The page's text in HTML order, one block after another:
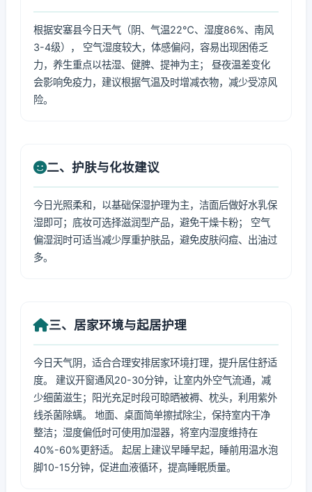
根据安塞县今日天气（阴、气温22℃、湿度86%、南风
3-4级）， 空气湿度较大，体感偏闷，容易出现困倦乏
力，养生重点以祛湿、健脾、提神为主； 昼夜温差变化
会影响免疫力，建议根据气温及时增减衣物，减少受凉风
险。
二、护肤与化妆建议
今日光照柔和，以基础保湿护理为主，洁面后做好水乳保
湿即可；底妆可选择滋润型产品，避免干燥卡粉； 空气
偏湿润时可适当减少厚重护肤品，避免皮肤闷痘、出油过
多。
三、居家环境与起居护理
今日天气阴，适合合理安排居家环境打理，提升居住舒适
度。 建议开窗通风20-30分钟，让室内外空气流通，减
少细菌滋生；阳光充足时段可晾晒被褥、枕头，利用紫外
线杀菌除螨。 地面、桌面简单擦拭除尘，保持室内干净
整洁；湿度偏低时可使用加湿器，将室内湿度维持在
40%-60%更舒适。 起居上建议早睡早起，睡前用温水泡
脚10-15分钟，促进血液循环，提高睡眠质量。